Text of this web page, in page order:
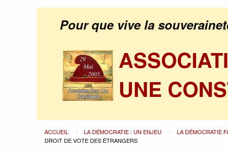
Pour que vive la
UNE
ACCUEIL LA DÉMOCRATIE : UN ENJEU LA DÉMOCRATIE
DROIT DE VOTE DES ÉTRANGERS